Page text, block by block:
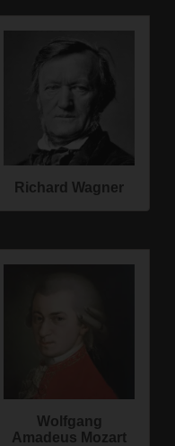
Richard Wagner
Wolfgang
Amadeus Mozart